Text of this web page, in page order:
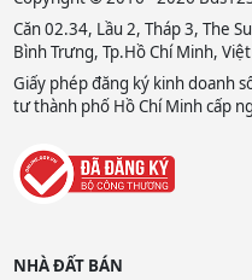
Căn 02.34, Lầu 2, Tháp 3, The
Bình Trưng, Tp.Hồ Chí Minh,
Giấy phép đăng ký kinh doanh
tư thành phố Hồ Chí Minh cấp
NHÀ ĐẤT BÁN